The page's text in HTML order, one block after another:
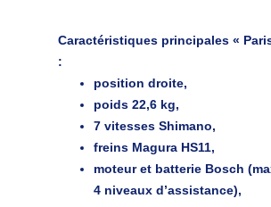
Caractéristiques principales «
:
position droite,
poids 22,6 kg,
7 vitesses Shimano,
freins Magura HS11,
moteur et batterie Bosch
4 niveaux d’assistance),